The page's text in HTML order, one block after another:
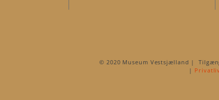
© 2020 Museum Vestsjælland |
|